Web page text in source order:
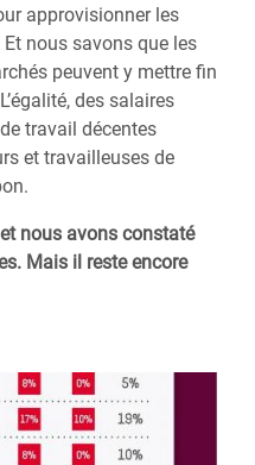
approvisionner les
nous savons que les
peuvent y mettre fin
des salaires
travail décentes
et travailleuses de
nous avons constaté
Mais il reste encore